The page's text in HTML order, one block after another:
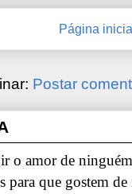
Página
Postar
o amor de
para que gostem